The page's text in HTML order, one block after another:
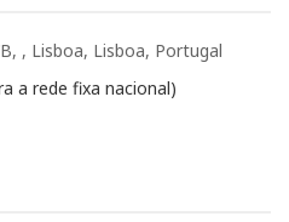
, Lisboa, Lisboa, Portugal
a rede fixa nacional)